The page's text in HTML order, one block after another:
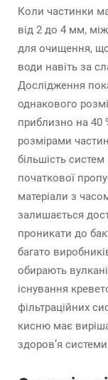
Коли частинки
від 2 до 4 мм,
для очищення, що
води навіть за
Дослідження
однакового
приблизно на 40
розмірами
більшість
початкової
матеріали з
залишається
проникати до
багато
обирають
існування
фільтраційних
кисню має
здоров’я